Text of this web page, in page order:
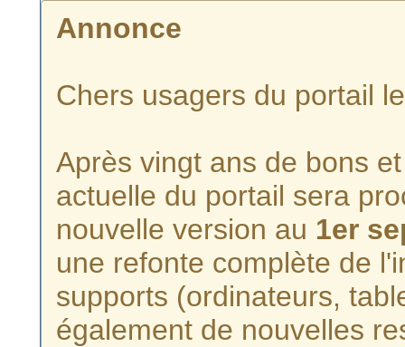
Annonce
Chers usagers du portail
Après vingt ans de bons
actuelle du portail sera
nouvelle version au 1er
une refonte complète de
supports (ordinateurs,
également de nouvelles